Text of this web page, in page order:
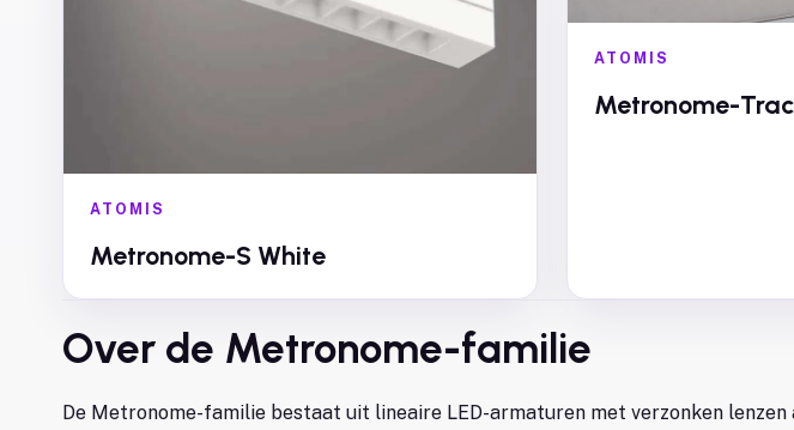
ATOMIS
Metronome-S White
ATOMIS
Metronome-
Over de Metronome-familie
De Metronome-familie bestaat uit lineaire LED-armaturen met verzonken